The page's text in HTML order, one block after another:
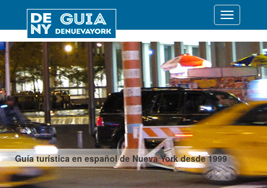
Guía turística en español de Nueva York desde 1999
Desplegar